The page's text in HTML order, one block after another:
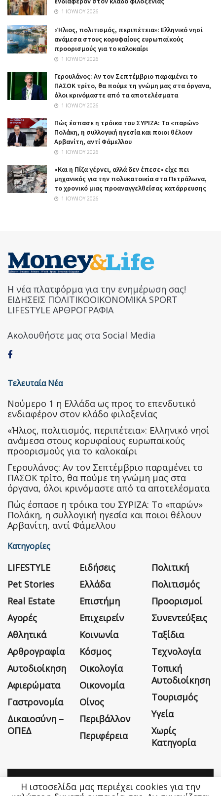
1 ΙΟΥΛΊΟΥ 2026
«Ήλιος, πολιτισμός, περιπέτεια»: Ελληνικό νησί
ανάμεσα στους κορυφαίους ευρωπαϊκούς
προορισμούς για το καλοκαίρι
1 ΙΟΥΛΊΟΥ 2026
Γερουλάνος: Αν τον Σεπτέμβριο παραμένει το
ΠΑΣΟΚ τρίτο, θα πούμε τη γνώμη μας στα όργανα,
όλοι κρινόμαστε από τα αποτελέσματα
1 ΙΟΥΛΊΟΥ 2026
Πώς έσπασε η τρόικα του ΣΥΡΙΖΑ: Το «παρών»
Πολάκη, η συλλογική ηγεσία και ποιοι θέλουν
Αρβανίτη, αντί Φάμελλου
1 ΙΟΥΛΊΟΥ 2026
«Και η Πίζα γέρνει, αλλά δεν έπεσε» είχε πει
μηχανικός για την πολυκατοικία στα Πετράλωνα,
το χρονικό μιας προαναγγελθείσας κατάρρευσης
1 ΙΟΥΛΊΟΥ 2026
Η νέα πλατφόρμα για την ενημέρωση σας!
ΕΙΔΗΣΕΙΣ ΠΟΛΙΤΙΚΟΟΙΚΟΝΟΜΙΚΑ SPORT
LIFESTYLE ΑΡΘΡΟΓΡΑΦΙΑ
Ακολουθήστε μας στα Social Media
Τελευταία Νέα
Nούμερο 1 η Ελλάδα ως προς το επενδυτικό
ενδιαφέρον στον κλάδο φιλοξενίας
«Ήλιος, πολιτισμός, περιπέτεια»: Ελληνικό νησί
ανάμεσα στους κορυφαίους ευρωπαϊκούς
προορισμούς για το καλοκαίρι
Γερουλάνος: Αν τον Σεπτέμβριο παραμένει το
ΠΑΣΟΚ τρίτο, θα πούμε τη γνώμη μας στα
όργανα, όλοι κρινόμαστε από τα αποτελέσματα
Πώς έσπασε η τρόικα του ΣΥΡΙΖΑ: Το «παρών»
Πολάκη, η συλλογική ηγεσία και ποιοι θέλουν
Αρβανίτη, αντί Φάμελλου
Κατηγορίες
LIFESTYLE
Pet Stories
Real Estate
Αγορές
Αθλητικά
Αρθρογραφία
Αυτοδιοίκηση
Αφιερώματα
Γαστρονομία
Δικαιοσύνη –
ΟΠΕΔ
Ειδήσεις
Ελλάδα
Επιστήμη
Επιχειρείν
Κοινωνία
Κόσμος
Οικολογία
Οικονομία
Οίνος
Περιβάλλον
Περιφέρεια
Πολιτική
Πολιτισμός
Προορισμοί
Συνεντεύξεις
Ταξίδια
Τεχνολογία
Τοπική
Αυτοδιοίκηση
Τουρισμός
Υγεία
Χωρίς
Κατηγορία
Η εταιρεία Όροι Χρήσης Επικοινωνία
Η ιστοσελίδα μας περιέχει cookies για την